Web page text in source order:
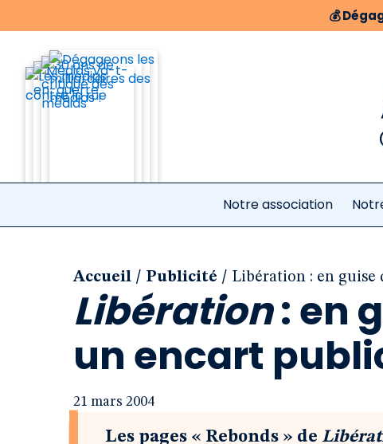
💰
Notre association
Accueil / Publicité / Libération : en guise
Libération: en
un encart
21 mars 2004
Les pages « Rebonds » de